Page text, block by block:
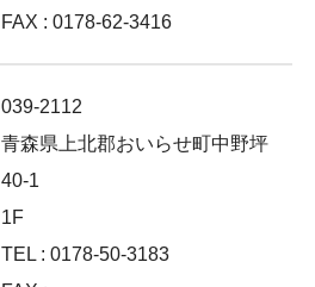
FAX : 0178-62-3416
039-2112
青森県上北郡おいらせ町中野坪
40-1
1F
TEL : 0178-50-3183